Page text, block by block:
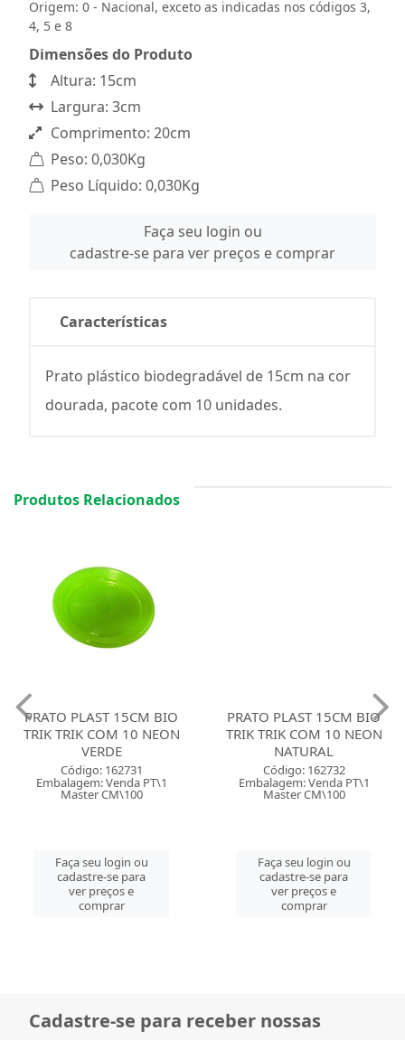
Origem: 0 - Nacional, exceto as indicadas nos códigos 3,
4, 5 e 8
Dimensões do Produto
Altura: 15cm
Largura: 3cm
Comprimento: 20cm
Peso: 0,030Kg
Peso Líquido: 0,030Kg
Faça seu login ou
cadastre-se para ver preços e comprar
Características
Prato plástico biodegradável de 15cm na cor
dourada, pacote com 10 unidades.
Produtos Relacionados
PRATO PLAST 15CM BIO
TRIK TRIK COM 10 NEON
VERDE
Código: 162731
Embalagem: Venda PT\1
Master CM\100
Faça seu login ou
cadastre-se para
ver preços e
comprar
PRATO PLAST 15CM BIO
TRIK TRIK COM 10 NEON
NATURAL
Código: 162732
Embalagem: Venda PT\1
Master CM\100
Faça seu login ou
cadastre-se para
ver preços e
comprar
Cadastre-se para receber nossas